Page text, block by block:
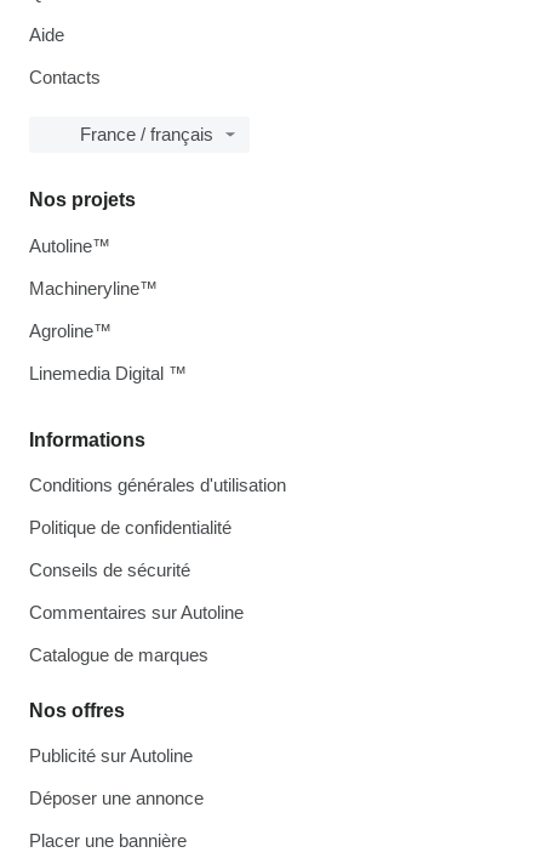
Aide
Contacts
France / français
Informations
Conditions générales d'utilisation
Politique de confidentialité
Conseils de sécurité
Commentaires sur Autoline
Catalogue de marques
Nos offres
Publicité sur Autoline
Déposer une annonce
Placer une bannière
Nos projets
Autoline™
Machineryline™
Agroline™
Linemedia Digital ™